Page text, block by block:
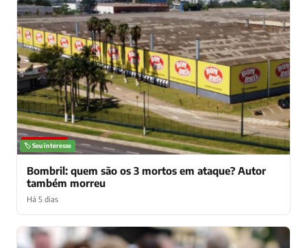
NOTÍCIAS
🏷️ Seu interesse
Bombril: quem são os 3 mortos em ataque? Autor
também morreu
Há 5 dias